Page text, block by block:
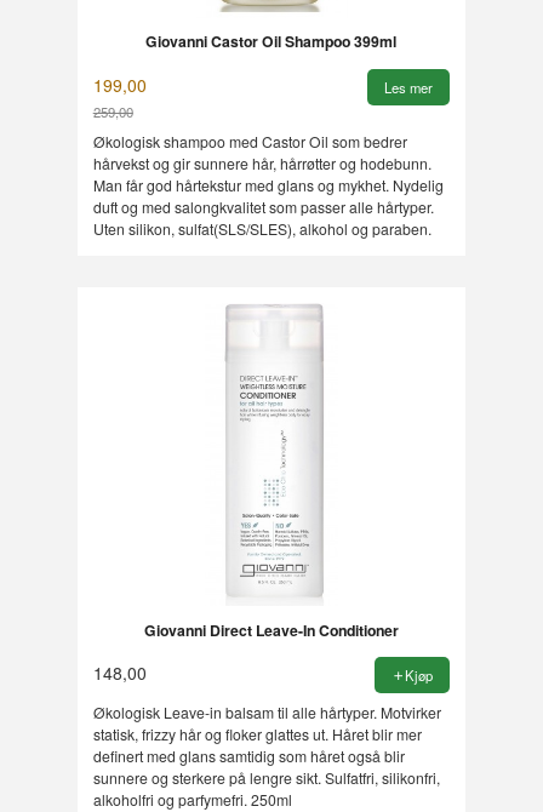
Giovanni Castor Oil Shampoo 399ml
199,00
259,00
Rabatt
Les mer
Økologisk shampoo med Castor Oil som bedrer
hårvekst og gir sunnere hår, hårrøtter og hodebunn.
Man får god hårtekstur med glans og mykhet. Nydelig
duft og med salongkvalitet som passer alle hårtyper.
Uten silikon, sulfat(SLS/SLES), alkohol og paraben.
Giovanni Direct Leave-In Conditioner
148,00 Kjøp
Økologisk Leave-in balsam til alle hårtyper. Motvirker
statisk, frizzy hår og floker glattes ut. Håret blir mer
definert med glans samtidig som håret også blir
sunnere og sterkere på lengre sikt. Sulfatfri, silikonfri,
alkoholfri og parfymefri. 250ml